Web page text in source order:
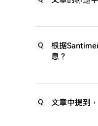
Q
根据
息？
Q 文章中提到